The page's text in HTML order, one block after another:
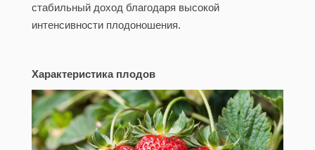
стабильный доход благодаря высокой
интенсивности плодоношения.
Характеристика плодов